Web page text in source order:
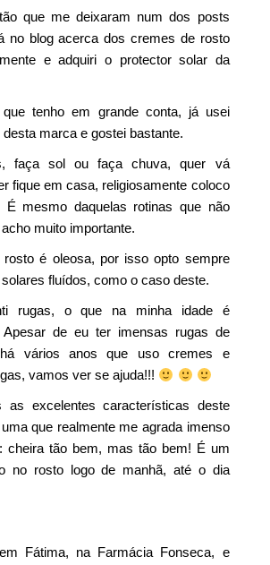
que me deixaram num dos posts
no blog acerca dos cremes de rosto
e adquiri o protector solar da
tenho em grande conta, já usei
marca e gostei bastante.
faça sol ou faça chuva, quer vá
fique em casa, religiosamente coloco
É mesmo daquelas rotinas que não
muito importante.
é oleosa, por isso opto sempre
fluídos, como o caso deste.
rugas, o que na minha idade é
Apesar de eu ter imensas rugas de
vários anos que uso cremes e
vamos ver se ajuda!!!
as excelentes características deste
que realmente me agrada imenso
cheira tão bem, mas tão bem! É um
no rosto logo de manhã, até o dia
Fátima, na Farmácia Fonseca, e